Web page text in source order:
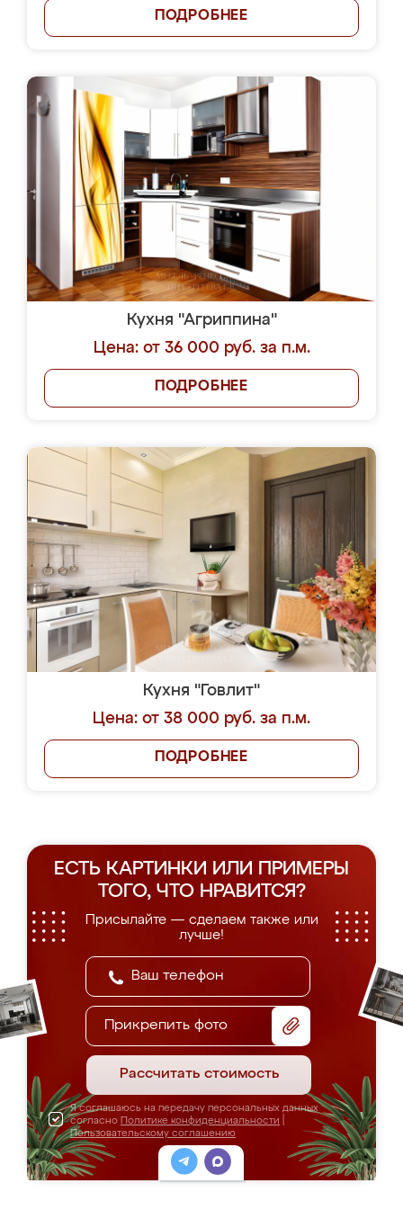
ПОДРОБНЕЕ
Кухня "Агриппина"
Цена: от 36 000 руб. за п.м.
ПОДРОБНЕЕ
Кухня "Говлит"
Цена: от 38 000 руб. за п.м.
ПОДРОБНЕЕ
ЕСТЬ КАРТИНКИ ИЛИ ПРИМЕРЫ
ТОГО, ЧТО НРАВИТСЯ?
Присылайте — сделаем также или
лучше!
Прикрепить фото
Рассчитать стоимость
Я соглашаюсь на передачу персональных данных
согласно Политике конфиденциальности
Пользовательскому соглашению